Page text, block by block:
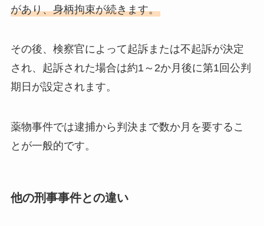
があり、身柄拘束が続きます。
その後、検察官によって起訴または不起訴が決定
され、起訴された場合は約1～2か月後に第1回公判
期日が設定されます。
薬物事件では逮捕から判決まで数か月を要するこ
とが一般的です。
他の刑事事件との違い